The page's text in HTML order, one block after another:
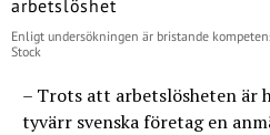
Enligt undersökningen är bristande
Stock
– Trots att arbetslösheten är
tyvärr svenska företag en